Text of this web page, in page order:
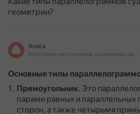
геометрии?
Алиса
На основе источников, возможны неточности
Основные типы
Прямоугольник. Это
парами равных и
сторон, а также четырьмя